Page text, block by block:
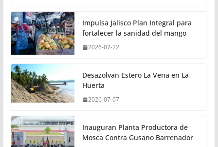
Impulsa Jalisco Plan Integral para
fortalecer la sanidad del mango
2026-07-22
Desazolvan Estero La Vena en La
Huerta
2026-07-07
Inauguran Planta Productora de
Mosca Contra Gusano Barrenador